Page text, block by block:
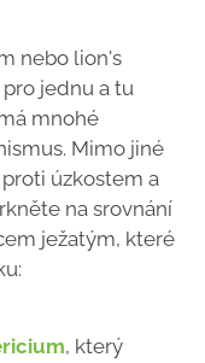
nebo lion's
jednu a tu
mnohé
Mimo jiné
úzkostem a
na srovnání
ježatým, které
, který